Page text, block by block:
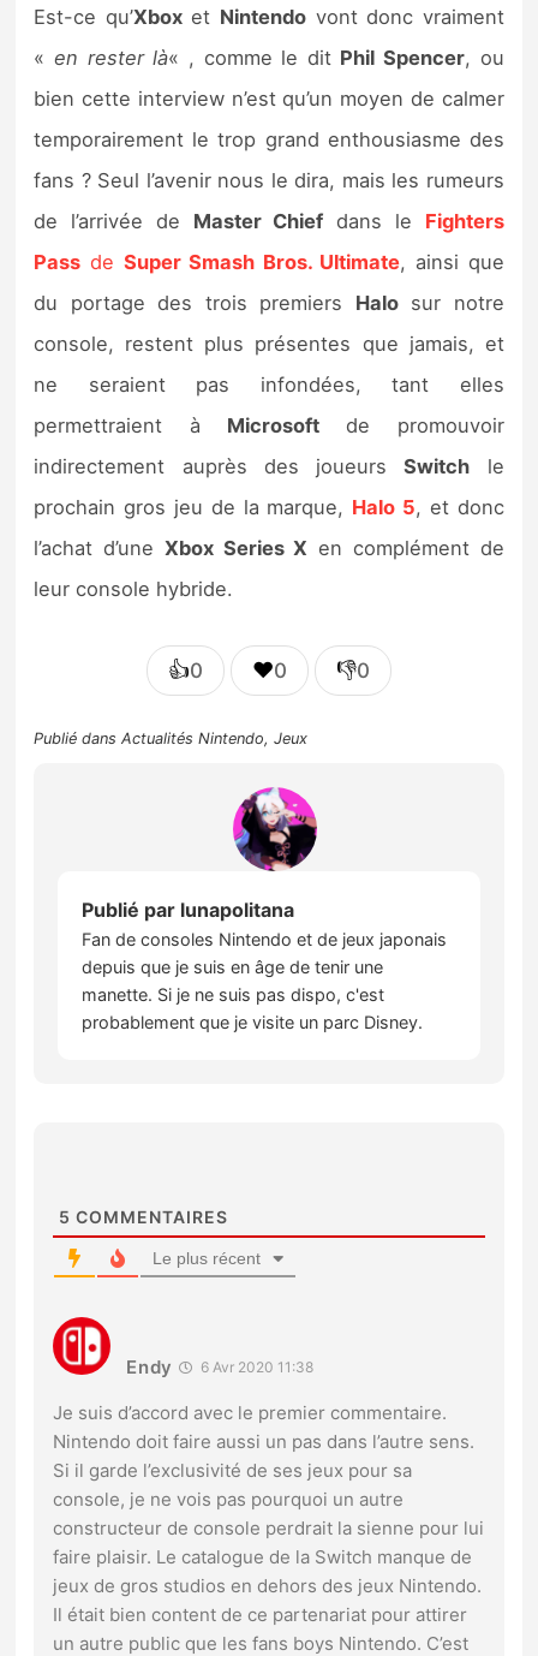
Est-ce qu’Xboxet Nintendo vont donc vraiment
« en rester là« , comme le dit Phil Spencer, ou
bien cette interview n’est qu’un moyen de calmer
temporairement le trop grand enthousiasme des
fans ? Seul l’avenir nous le dira, mais les rumeurs
de l’arrivée de Master Chief dans le Fighters
Pass de Super Smash Bros. Ultimate, ainsi que
du portage des trois premiers Halosur notre
console, restent plus présentes que jamais, et
ne seraient pas infondées, tant elles
permettraient à Microsoftde promouvoir
indirectement auprès des joueursSwitch le
prochain gros jeu de la marque, Halo 5, et donc
l’achat d’une Xbox Series X en complément de
leur console hybride.
👍0 ❤️0 👎0
Publié dansActualités Nintendo,Jeux
Publié par lunapolitana
Fan de consoles Nintendo et de jeux japonais
depuis que je suis en âge de tenir une
manette. Si je ne suis pas dispo, c'est
probablement que je visite un parc Disney.
5 COMMENTAIRES
Le plus récent
Endy 6 Avr 2020 11:38
Je suis d’accord avec le premier commentaire.
Nintendo doit faire aussi un pas dans l’autre sens.
Si il garde l’exclusivité de ses jeux pour sa
console, je ne vois pas pourquoi un autre
constructeur de console perdrait la sienne pour lui
faire plaisir. Le catalogue de la Switch manque de
jeux de gros studios en dehors des jeux Nintendo.
Il était bien content de ce partenariat pour attirer
un autre public que les fans boys Nintendo. C’est